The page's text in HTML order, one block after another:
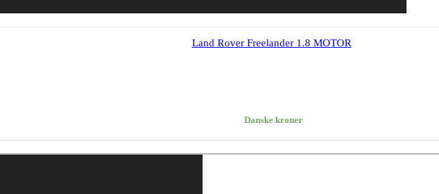
Land Rover Freelander 1.8 MOTOR
Danske kroner